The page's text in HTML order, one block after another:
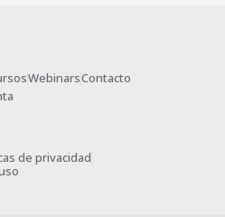
WebinarsContacto
de privacidad